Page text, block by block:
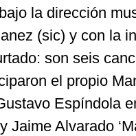
la dirección
(sic) y con la
son seis
el propio
Espíndola
Jaime Alvarado